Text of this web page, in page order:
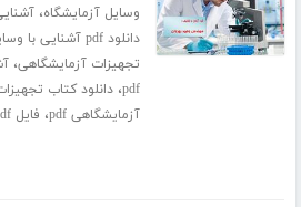
وسایل آزمایشگاه،
دانلود pdf آشنایی با وسایل آزمایشگاه
تجهیزات آزمایشگاهی،
pdf،دانلود کتاب
آزمایشگاهی pdf
، فایل pdf وسایل آزمایشگاهی